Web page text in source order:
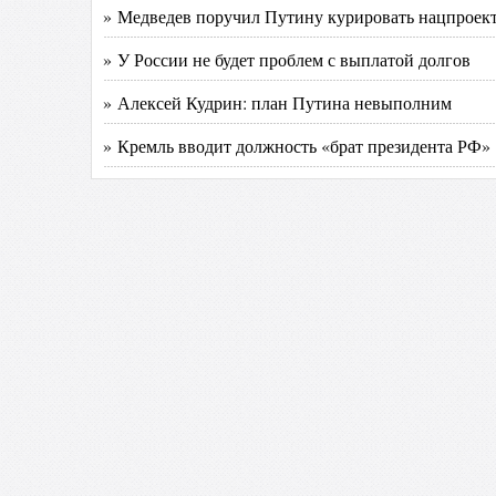
» Медведев поручил Путину курировать
» У России не будет проблем с выплатой долгов
» Алексей Кудрин: план Путина невыполним
» Кремль вводит должность «брат президента РФ»